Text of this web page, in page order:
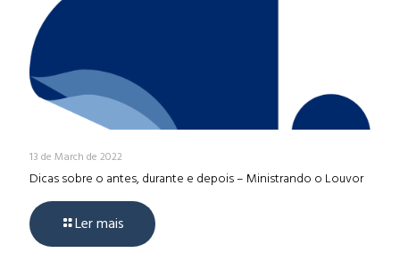
13 de March de 2022
Dicas sobre o antes, durante e depois – Ministrando o Louvor
Ler mais